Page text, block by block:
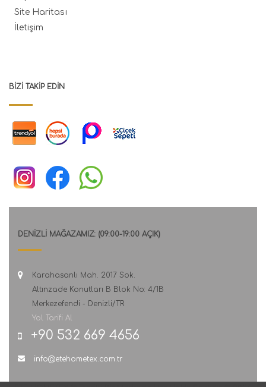
Site Haritası
İletişim
BIZI TAKIP EDIN
DENİZLİ MAĞAZAMIZ: (09:00-19:00 AÇIK)
Karahasanlı Mah. 2017 Sok.
Altınzade Konutları B Blok No: 4/1B
Merkezefendi - Denizli/TR
Yol Tarifi Al
+90 532 669 4656
info@etehometex.com.tr